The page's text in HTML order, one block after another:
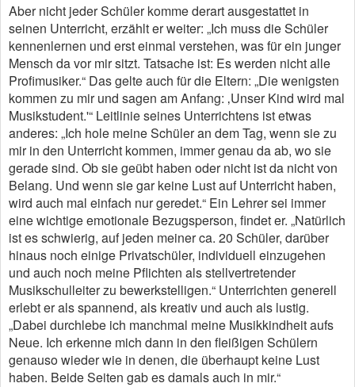
Aber nicht jeder Schüler komme derart ausgestattet in
seinen Unterricht, erzählt er weiter: „Ich muss die Schüler
kennenlernen und erst einmal verstehen, was für ein junger
Mensch da vor mir sitzt. Tatsache ist: Es werden nicht alle
Profimusiker.“ Das gelte auch für die Eltern: „Die wenigsten
kommen zu mir und sagen am Anfang: ‚Unser Kind wird mal
Musikstudent.'“ Leitlinie seines Unterrichtens ist etwas
anderes: „Ich hole meine Schüler an dem Tag, wenn sie zu
mir in den Unterricht kommen, immer genau da ab, wo sie
gerade sind. Ob sie geübt haben oder nicht ist da nicht von
Belang. Und wenn sie gar keine Lust auf Unterricht haben,
wird auch mal einfach nur geredet.“ Ein Lehrer sei immer
eine wichtige emotionale Bezugsperson, findet er. „Natürlich
ist es schwierig, auf jeden meiner ca. 20 Schüler, darüber
hinaus noch einige Privatschüler, individuell einzugehen
und auch noch meine Pflichten als stellvertretender
Musikschulleiter zu bewerkstelligen.“ Unterrichten generell
erlebt er als spannend, als kreativ und auch als lustig.
„Dabei durchlebe ich manchmal meine Musikkindheit aufs
Neue. Ich erkenne mich dann in den fleißigen Schülern
genauso wieder wie in denen, die überhaupt keine Lust
haben. Beide Seiten gab es damals auch in mir.“